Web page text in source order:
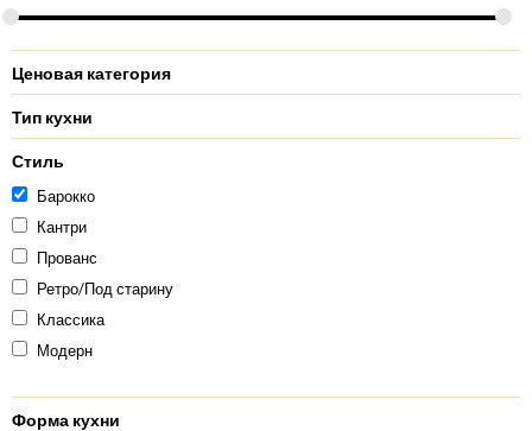
Ценовая категория
Тип кухни
Стиль
Барокко
Кантри
Прованс
Ретро/Под старину
Классика
Модерн
Форма кухни